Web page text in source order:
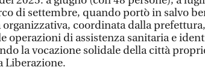
di settembre, quando portò in salvo
coordinata dalla
operazioni di assistenza sanitaria e
la vocazione solidale della città
Liberazione.